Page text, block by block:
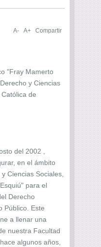
A- A+ Compartir
"Fray Mamerto
y Ciencias
de
del 2002 ,
en el ámbito
Ciencias Sociales,
para el
Derecho
Público. Este
a llenar una
nuestra Facultad
algunos años,